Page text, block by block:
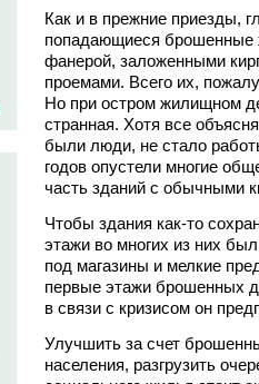
Как и в прежние приезды,
попадающиеся брошенные
фанерой, заложенными
проемами. Всего их,
Но при остром жилищном
странная. Хотя все
были люди, не стало
годов опустели многие
часть зданий с обычными
Чтобы здания как-то
этажи во многих из них
под магазины и мелкие
первые этажи брошенных
в связи с кризисом он
Улучшить за счет
населения, разгрузить